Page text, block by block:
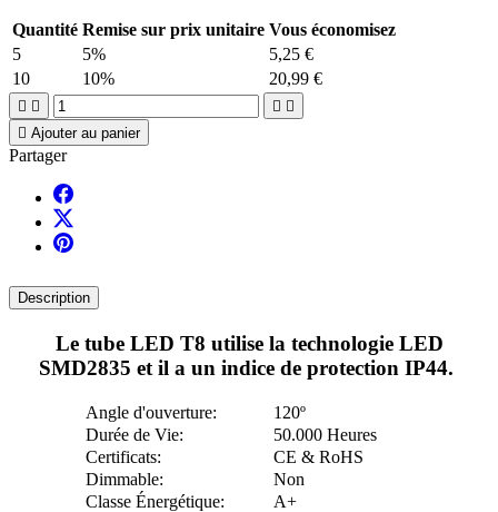
Quantité Remise sur prix unitaire Vous économisez
5
5%
5,25 €
10
10% 20,99 €
   
 Ajouter au panier
Partager
Description
Le tube LED T8 utilise la technologie LED
SMD2835 et il a un indice de protection IP44.
Angle d'ouverture:
120º
Durée de Vie:
50.000 Heures
Certificats:
CE & RoHS
Dimmable:
Non
Classe Énergétique:
A+